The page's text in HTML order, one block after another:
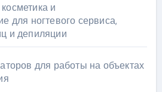
и
для ногтевого сервиса,
и депиляции
для работы на объектах